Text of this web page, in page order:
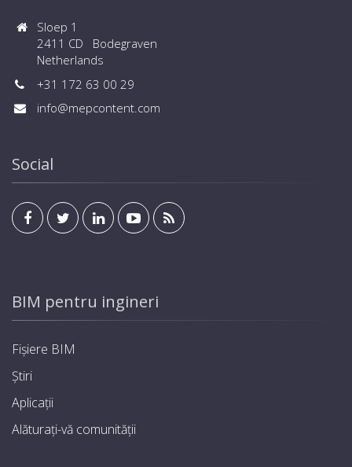
Sloep 1
2411 CD Bodegraven
Netherlands
+31 172 63 00 29
info@mepcontent.com
Social
BIM pentru ingineri
Fișiere BIM
Știri
Aplicații
Alăturați-vă comunității